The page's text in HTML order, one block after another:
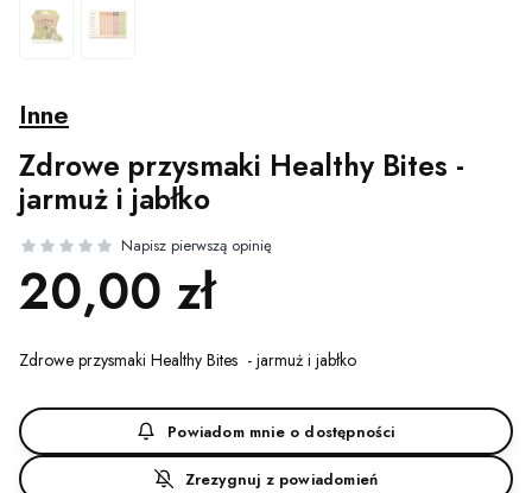
Inne
Zdrowe przysmaki Healthy Bites -
jarmuż i jabłko
Cena
20,00 zł
Zdrowe przysmaki Healthy Bites - jarmuż i jabłko
Powiadom mnie o dostępności
Zrezygnuj z powiadomień